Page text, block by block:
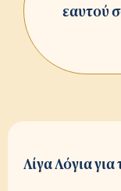
εαυτού
Λίγα Λόγια για